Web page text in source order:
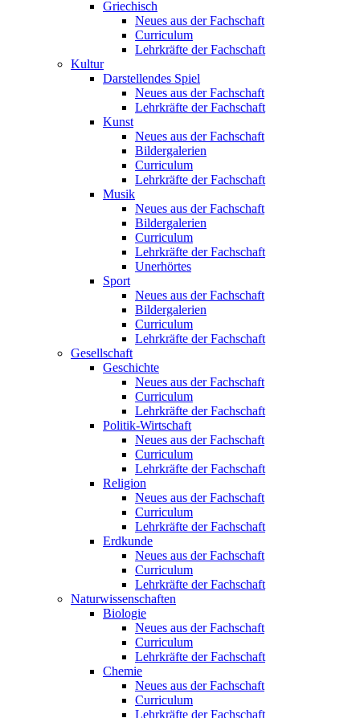
Griechisch
Neues aus der Fachschaft
Curriculum
Lehrkräfte der Fachschaft
Kultur
Darstellendes Spiel
Neues aus der Fachschaft
Lehrkräfte der Fachschaft
Kunst
Neues aus der Fachschaft
Bildergalerien
Curriculum
Lehrkräfte der Fachschaft
Musik
Neues aus der Fachschaft
Bildergalerien
Curriculum
Lehrkräfte der Fachschaft
Unerhörtes
Sport
Neues aus der Fachschaft
Bildergalerien
Curriculum
Lehrkräfte der Fachschaft
Gesellschaft
Geschichte
Neues aus der Fachschaft
Curriculum
Lehrkräfte der Fachschaft
Politik-Wirtschaft
Neues aus der Fachschaft
Curriculum
Lehrkräfte der Fachschaft
Religion
Neues aus der Fachschaft
Curriculum
Lehrkräfte der Fachschaft
Erdkunde
Neues aus der Fachschaft
Curriculum
Lehrkräfte der Fachschaft
Naturwissenschaften
Biologie
Neues aus der Fachschaft
Curriculum
Lehrkräfte der Fachschaft
Chemie
Neues aus der Fachschaft
Curriculum
Lehrkräfte der Fachschaft